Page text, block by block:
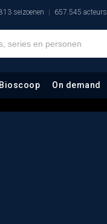
seizoenen 657.545 acteurs
Bioscoop On demand